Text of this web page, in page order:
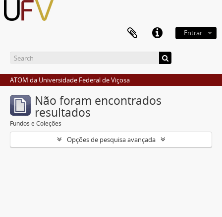
Entrar
ATOM da Universidade Federal de Viçosa
Não foram encontrados
resultados
Fundos e Coleções
Opções de pesquisa avançada